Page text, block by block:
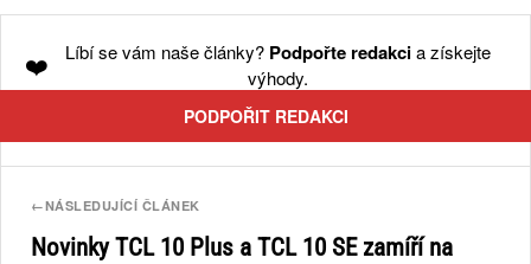
❤️ Líbí se vám naše články? Podpořte redakcia získejte
výhody.
PODPOŘIT REDAKCI
←NÁSLEDUJÍCÍ ČLÁNEK
Novinky TCL 10 Plus a TCL 10 SE zamíří na